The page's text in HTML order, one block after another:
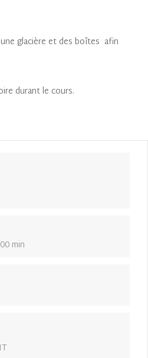
glacière et des boîtes afin
durant le cours.
min